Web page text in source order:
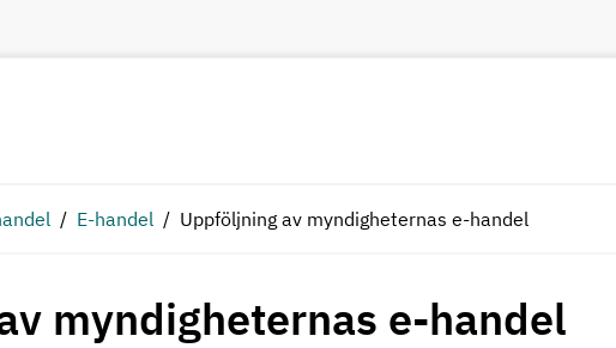
E-handel Uppföljning av myndigheternas e-handel
myndigheternas e-handel